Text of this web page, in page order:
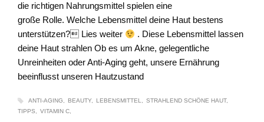
die richtigen Nahrungsmittel spielen eine
große Rolle. Welche Lebensmittel deine Haut bestens
unterstützen? Lies weiter
. Diese Lebensmittel lassen
deine Haut strahlen Ob es um Akne, gelegentliche
Unreinheiten oder Anti-Aging geht, unsere Ernährung
beeinflusst unseren Hautzustand
ANTI-AGING BEAUTY LEBENSMITTEL
STRAHLEND SCHÖNE HAUT
TIPPS
VITAMIN C